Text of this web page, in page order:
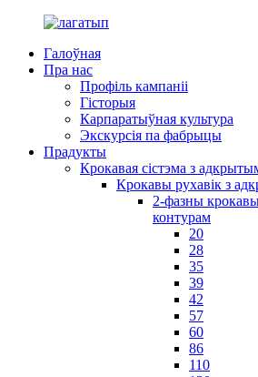
Галоўная
Пра нас
Профіль кампаніі
Гісторыя
Карпаратыўная культура
Экскурсія па фабрыцы
Прадукты
Крокавая сістэма з
Крокавы рухавік з
2-фазны
контурам
20
28
35
39
42
57
60
86
110